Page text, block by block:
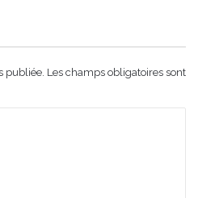
publiée. Les champs obligatoires sont